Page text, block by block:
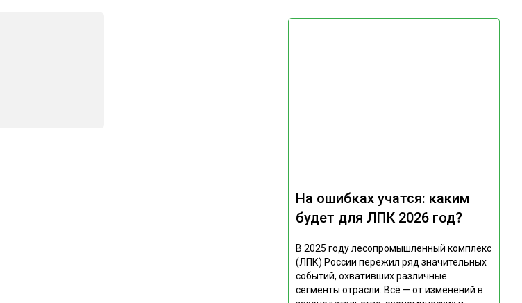
На ошибках учатся: каким
будет для ЛПК 2026 год?
В 2025 году лесопромышленный комплекс
(ЛПК) России пережил ряд значительных
событий, охвативших различные
сегменты отрасли. Всё — от изменений в